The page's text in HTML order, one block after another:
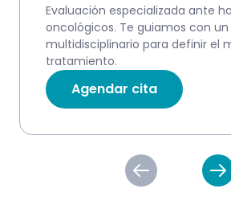
Evaluación especializada ante
oncológicos. Te guiamos con
multidisciplinario para definir el
tratamiento.
Agendar cita